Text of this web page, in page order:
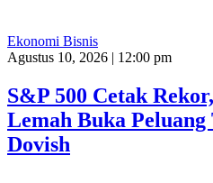
Ekonomi Bisnis
Agustus 10, 2026 | 12:00 pm
S&P 500 Cetak
Lemah Buka
Dovish